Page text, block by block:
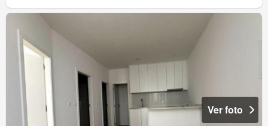
Ver foto